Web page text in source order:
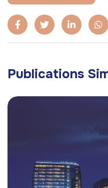
Publications